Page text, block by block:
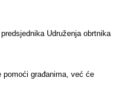
Udruženja obrtnika
pomoći građanima, već će